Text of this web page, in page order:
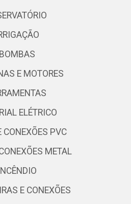
BOMBAS
E MOTORES
ELÉTRICO
CONEXÕES PVC
METAL
INCÊNDIO
E CONEXÕES